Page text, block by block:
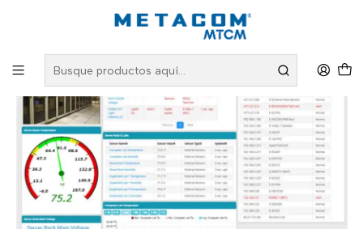
PRODUCTOS Monitoreo Ambiental
Software Monitoreo Servidor E-MNG-SH